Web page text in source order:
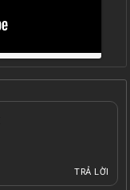
TRẢ LỜI